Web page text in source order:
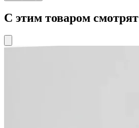
С этим товаром смотрят